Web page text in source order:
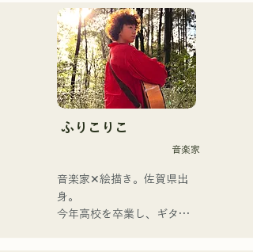
albatross thành Neon Trip
vào tháng 11 năm 2023.
Tinh hoa nhạc pop rock
được thổi hồn vào những ca
khúc hoài niệm, do giọng ca
kiêm nghệ sĩ guitar Yuma
đôi khi mãnh liệt, kết hợp
với nguồn gốc âm nhạc đa
dạng của các thành viên, đã
ふりこりこ
音楽家
音楽家✕絵描き。佐賀県出
身。
今年高校を卒業し、ギター